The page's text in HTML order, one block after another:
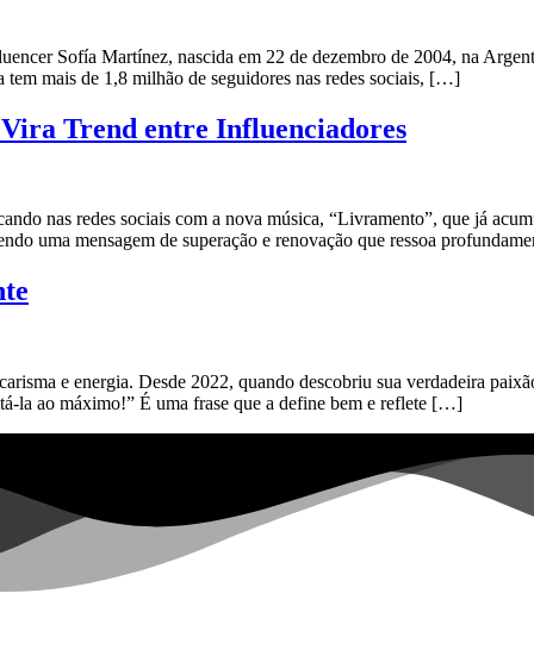
Sofía Martínez, nascida em 22 de dezembro de 2004, na
tem mais de 1,8 milhão de seguidores nas redes sociais, […]
Trend entre Influenciadores
nas redes sociais com a nova música, “Livramento”, que já
uma mensagem de superação e renovação que ressoa
e energia. Desde 2022, quando descobriu sua verdadeira
la ao máximo!” É uma frase que a define bem e reflete […]